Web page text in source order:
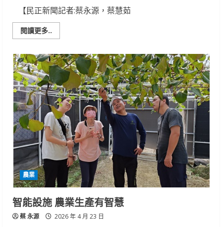
【民正新聞記者:蔡永源，蔡慧茹
閱讀更多..
more
雨
欲
來，
臺
南
區
農
改
場
籲
農
友
加
強
物
害
防
治
工
作
農業
智能設施 農業生產有智慧
蔡 永源 2026 年 4 月 23 日